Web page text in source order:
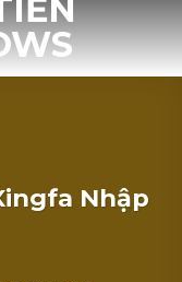
Nhập